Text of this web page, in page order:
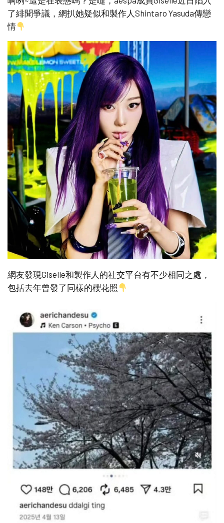
了緋聞爭議，網扒她疑似和製作人Shintaro Yasuda傳戀
情
網友發現Giselle和製作人的社交平台有不少相同之處，
包括去年曾發了同樣的櫻花照